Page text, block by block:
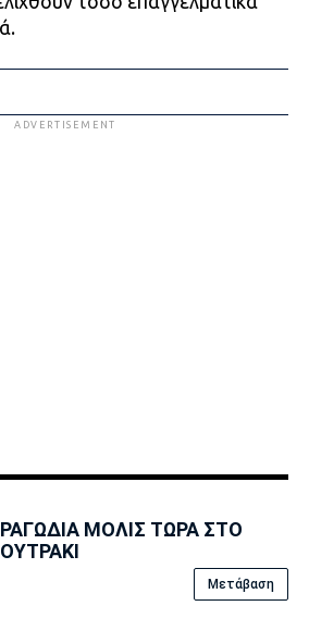
ADVERTISEMENT
ΜΟΛΙΣ ΤΩΡΑ ΣΤΟ
Μετάβαση